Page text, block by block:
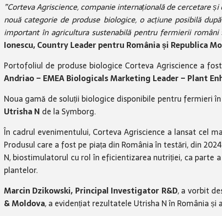
”Corteva Agriscience, companie internațională de cercetare
nouă categorie de produse biologice, o acțiune posibilă
important în agricultura sustenabilă pentru fermierii
Ionescu, Country Leader pentru România și Republica
Portofoliul de produse biologice Corteva Agriscience a
Andriao – EMEA Biologicals Marketing Leader – Plant
Noua gamă de soluții biologice disponibile pentru fermieri
Utrisha N de la Symborg.
În cadrul evenimentului, Corteva Agriscience a lansat
Produsul care a fost pe piața din România în testări, din
N, biostimulatorul cu rol în eficientizarea nutriției, ca parte
plantelor.
Marcin Dzikowski, Principal Investigator R&D, a vorbit
& Moldova, a evidențiat rezultatele Utrisha N în România